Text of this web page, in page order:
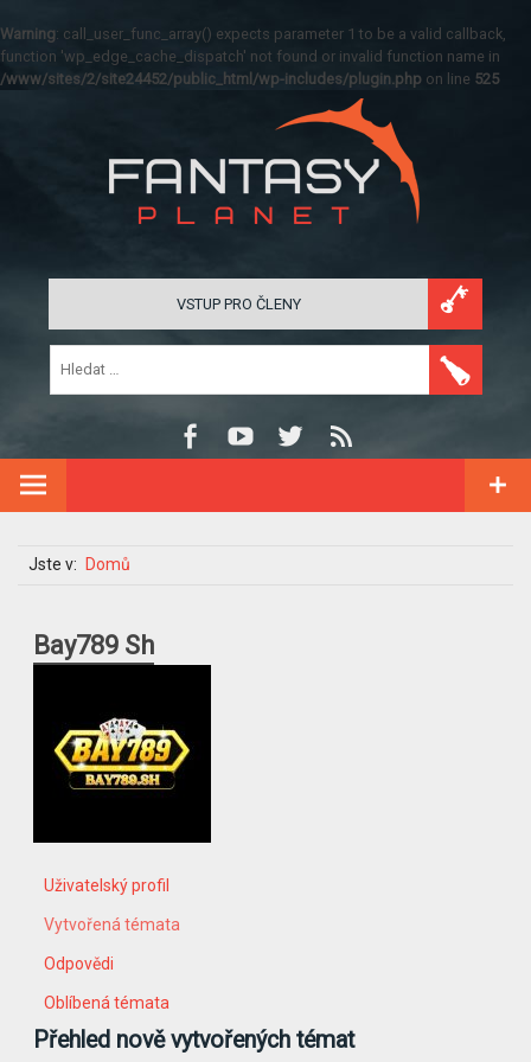
Warning: call_user_func_array() expects parameter 1 to be a valid callback,
function 'wp_edge_cache_dispatch' not found or invalid function name in
/www/sites/2/site24452/public_html/wp-includes/plugin.php on line 525
VSTUP PRO ČLENY
Jste v: Domů
Bay789 Sh
Uživatelský profil
Vytvořená témata
Odpovědi
Oblíbená témata
Přehled nově vytvořených témat